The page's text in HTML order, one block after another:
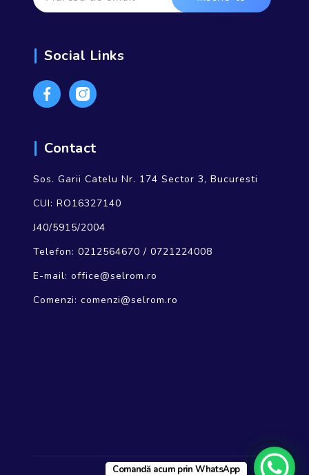
Social Links
Contact
Sos. Garii Catelu Nr. 174 Sector 3, Bucuresti
CUI: RO16327140
J40/5915/2004
Telefon: 0212564670 / 0721224008
E-mail: office@selrom.ro
Comenzi: comenzi@selrom.ro
Comandă acum prin WhatsApp